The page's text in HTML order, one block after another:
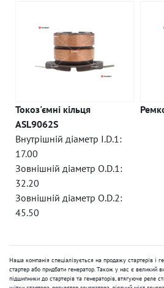
Токоз'ємні кільця
ASL9062S
Внутрішній діаметр I.D.1:
17.00
Зовнішній діаметр O.D.1:
32.20
Зовнішній діаметр O.D.2:
45.50
Наша компанія спеціалізується на продажу стартерів і
стартер або придбати генератор. Також у нас є великий
підшипники до стартерів та генераторів, втягуюче реле